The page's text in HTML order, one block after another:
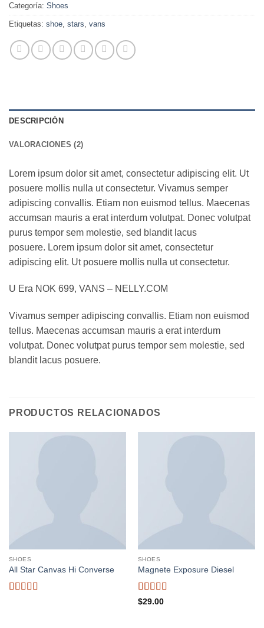
Categoría: Shoes
Etiquetas: shoe stars vans
DESCRIPCIÓN
VALORACIONES (2)
Lorem ipsum dolor sit amet, consectetur adipiscing elit. Ut
posuere mollis nulla ut consectetur. Vivamus semper
adipiscing convallis. Etiam non euismod tellus. Maecenas
accumsan mauris a erat interdum volutpat. Donec volutpat
purus tempor sem molestie, sed blandit lacus
posuere. Lorem ipsum dolor sit amet, consectetur
adipiscing elit. Ut posuere mollis nulla ut consectetur.
U Era NOK 699, VANS – NELLY.COM
Vivamus semper adipiscing convallis. Etiam non euismod
tellus. Maecenas accumsan mauris a erat interdum
volutpat. Donec volutpat purus tempor sem molestie, sed
blandit lacus posuere.
PRODUCTOS RELACIONADOS
SHOES
All Star Canvas Hi Converse
SHOES
Magnete Exposure Diesel
Valorado
$29.00